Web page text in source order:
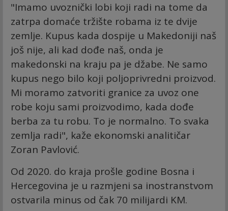
"Imamo uvoznički lobi koji radi na tome da
zatrpa domaće tržište robama iz te dvije
zemlje. Kupus kada dospije u Makedoniji naš
još nije, ali kad dođe naš, onda je
makedonski na kraju pa je džabe. Ne samo
kupus nego bilo koji poljoprivredni proizvod.
Mi moramo zatvoriti granice za uvoz one
robe koju sami proizvodimo, kada dođe
berba za tu robu. To je normalno. To svaka
zemlja radi", kaže ekonomski analitičar
Zoran Pavlović.
Od 2020. do kraja prošle godine Bosna i
Hercegovina je u razmjeni sa inostranstvom
ostvarila minus od čak 70 milijardi KM.